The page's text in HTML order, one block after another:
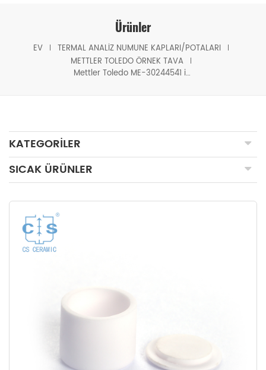
Ürünler
EV
TERMAL ANALIZ NUMUNE KAPLARI/POTALARI
METTLER TOLEDO ÖRNEK TAVA
Mettler Toledo ME-30244541 için 70μl Zirkonya Potaları Kapaklı/Kapaklı Seramik Potalar
KATEGORILER
SICAK ÜRÜNLER